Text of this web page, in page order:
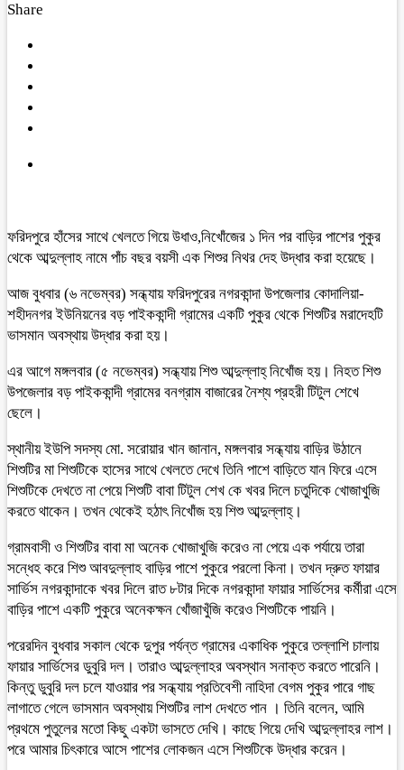
Share
ফরিদপুরে হাঁসের সাথে খেলতে গিয়ে উধাও,নিখোঁজের ১ দিন পর বাড়ির পাশের পুকুর
থেকে আব্দুল্লাহ নামে পাঁচ বছর বয়সী এক শিশুর নিথর দেহ উদ্ধার করা হয়েছে।
আজ বুধবার (৬ নভেম্বর) সন্ধ্যায় ফরিদপুরের নগরকান্দা উপজেলার কোদালিয়া-
শহীদনগর ইউনিয়নের বড় পাইককান্দী গ্রামের একটি পুকুর থেকে শিশুটির মরাদেহটি
ভাসমান অবস্থায় উদ্ধার করা হয়।
এর আগে মঙ্গলবার (৫ নভেম্বর) সন্ধ্যায় শিশু আব্দুল্লাহ্ নিখোঁজ হয়। নিহত শিশু
উপজেলার বড় পাইককান্দী গ্রামের বনগ্রাম বাজারের নৈশ্য প্রহরী টিটুল শেখে
ছেলে।
স্থানীয় ইউপি সদস্য মো. সরোয়ার খান জানান, মঙ্গলবার সন্ধ্যায় বাড়ির উঠানে
শিশুটির মা শিশুটিকে হাসের সাথে খেলতে দেখে তিনি পাশে বাড়িতে যান ফিরে এসে
শিশুটিকে দেখতে না পেয়ে শিশুটি বাবা টিটুল শেখ কে খবর দিলে চতুদিকে খোজাখুজি
করতে থাকেন। তখন থেকেই হঠাৎ নিখোঁজ হয় শিশু আব্দুল্লাহ্।
গ্রামবাসী ও শিশুটির বাবা মা অনেক খোজাখুজি করেও না পেয়ে এক পর্যায়ে তারা
সন্ধেহ করে শিশু আবদুল্লাহ বাড়ির পাশে পুকুরে পরলো কিনা। তখন দ্রুত ফায়ার
সার্ভিস নগরকান্দাকে খবর দিলে রাত ৮টার দিকে নগরকান্দা ফায়ার সার্ভিসের কর্মীরা এসে
বাড়ির পাশে একটি পুকুরে অনেকক্ষন খোঁজাখুঁজি করেও শিশুটিকে পায়নি।
পরেরদিন বুধবার সকাল থেকে দুপুর পর্যন্ত গ্রামের একাধিক পুকুরে তল্লাশি চালায়
ফায়ার সার্ভিসের ডুবুরি দল। তারাও আব্দুল্লাহর অবস্থান সনাক্ত করতে পারেনি।
কিন্তু ডুবুরি দল চলে যাওয়ার পর সন্ধ্যায় প্রতিবেশী নাহিদা বেগম পুকুর পারে গাছ
লাগাতে গেলে ভাসমান অবস্থায় শিশুটির লাশ দেখতে পান । তিনি বলেন, আমি
প্রথমে পুতুলের মতো কিছু একটা ভাসতে দেখি। কাছে গিয়ে দেখি আব্দুল্লাহর লাশ।
পরে আমার চিৎকারে আসে পাশের লোকজন এসে শিশুটিকে উদ্ধার করেন।